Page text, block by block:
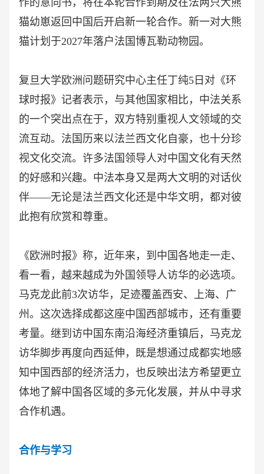
作的意向书，将在本轮合作到期及在法两只大熊
猫幼崽返回中国后开启新一轮合作。新一对大熊
猫计划于2027年落户法国博瓦勒动物园。
复旦大学欧洲问题研究中心主任丁纯5日对《环
球时报》记者表示，与其他国家相比，中法关系
的一个突出点在于，双方特别重视人文领域的交
流互动。法国历来以法兰西文化自豪，也十分珍
视文化交流。许多法国领导人对中国文化有天然
的好感和兴趣。中法本身又是两大文明的对话伙
伴——无论是法兰西文化还是中华文明，都对彼
此抱有欣赏和尊重。
《欧洲时报》称，近年来，到中国各地走一走、
看一看，越来越成为外国领导人访华的必选项。
马克龙此前3次访华，足迹覆盖西安、上海、广
州。这次选择成都这座中国西部城市，还有重要
考量。继到访中国东南沿海经济重镇后，马克龙
访华脚步再度向西延伸，既是想通过成都实地感
知中国西部的经济活力，也反映出法方希望更立
体地了解中国各区域的多元化发展，并从中寻求
合作机遇。
合作与学习